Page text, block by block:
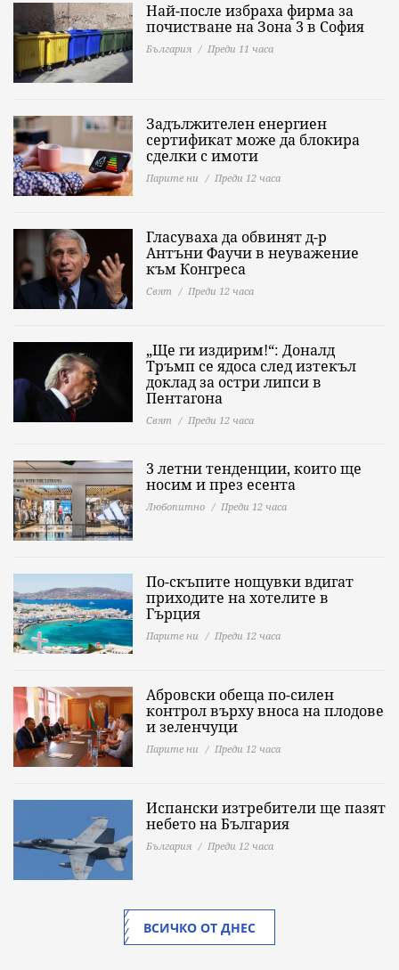
Най-после избраха фирма за
почистване на Зона 3 в София
България Преди 11 часа
Задължителен енергиен
сертификат може да блокира
сделки с имоти
Парите ни Преди 12 часа
Гласуваха да обвинят д-р
Антъни Фаучи в неуважение
към Конгреса
Свят Преди 12 часа
„Ще ги издирим!“: Доналд
Тръмп се ядоса след изтекъл
доклад за остри липси в
Пентагона
Свят Преди 12 часа
3 летни тенденции, които ще
носим и през есента
Любопитно Преди 12 часа
По-скъпите нощувки вдигат
приходите на хотелите в
Гърция
Парите ни Преди 12 часа
Абровски обеща по-силен
контрол върху вноса на плодове
и зеленчуци
Парите ни Преди 12 часа
Испански изтребители ще пазят
небето на България
България Преди 12 часа
ВСИЧКО ОТ ДНЕС